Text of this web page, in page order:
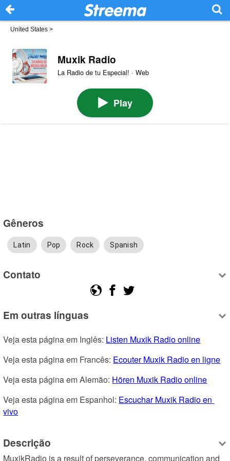
United States >
Muxik Radio
La Radio de tu Especial! · Web
Play
Gêneros
Latin Pop Rock Spanish
Contato
Em outras línguas
Veja esta página em Inglês: Listen Muxik Radio online
Veja esta página em Francês: Ecouter Muxik Radio en ligne
Veja esta página em Alemão: Hören Muxik Radio online
Veja esta página em Espanhol: Escuchar Muxik Radio en
vivo
Descrição
MuxikRadio is a result of perseverance, communication and